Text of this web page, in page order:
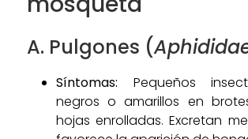
A. Pulgones (
Síntomas: Pequeños
negros o amarillos en
hojas enrolladas. Excretan